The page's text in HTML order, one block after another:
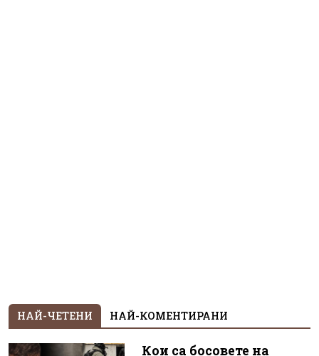
НАЙ-ЧЕТЕНИ НАЙ-КОМЕНТИРАНИ
Кои са босовете на